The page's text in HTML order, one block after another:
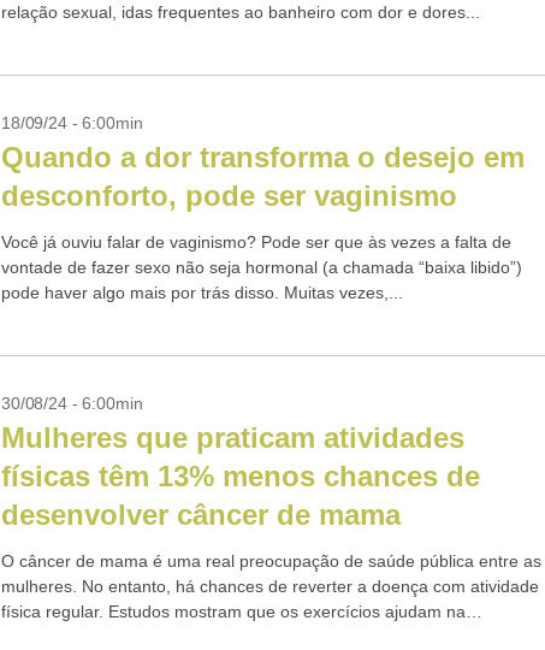
relação sexual, idas frequentes ao banheiro com dor e dores...
18/09/24 - 6:00min
Quando a dor transforma o desejo em
desconforto, pode ser vaginismo
Você já ouviu falar de vaginismo? Pode ser que às vezes a falta de
vontade de fazer sexo não seja hormonal (a chamada “baixa libido”)
pode haver algo mais por trás disso. Muitas vezes,...
30/08/24 - 6:00min
Mulheres que praticam atividades
físicas têm 13% menos chances de
desenvolver câncer de mama
O câncer de mama é uma real preocupação de saúde pública entre as
mulheres. No entanto, há chances de reverter a doença com atividade
física regular. Estudos mostram que os exercícios ajudam na